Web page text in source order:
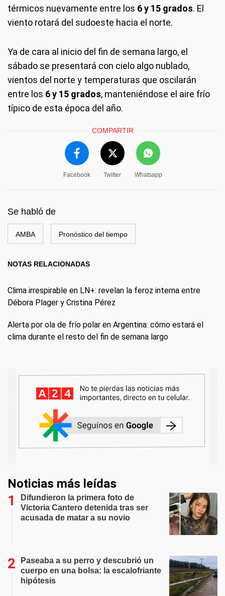
térmicos nuevamente entre los 6 y 15 grados. El
viento rotará del sudoeste hacia el norte.
Ya de cara al inicio del fin de semana largo, el
sábado se presentará con cielo algo nublado,
vientos del norte y temperaturas que oscilarán
entre los 6 y 15 grados, manteniéndose el aire frío
típico de esta época del año.
COMPARTIR
Facebook Twitter Whatsapp
Se habló de
AMBA Pronóstico del tiempo
NOTAS RELACIONADAS
Clima irrespirable en LN+: revelan la feroz interna entre
Débora Plager y Cristina Pérez
Alerta por ola de frío polar en Argentina: cómo estará el
clima durante el resto del fin de semana largo
Noticias más leídas
Difundieron la primera foto de
Victoria Cantero detenida tras ser
acusada de matar a su novio
Paseaba a su perro y descubrió un
cuerpo en una bolsa: la escalofriante
hipótesis